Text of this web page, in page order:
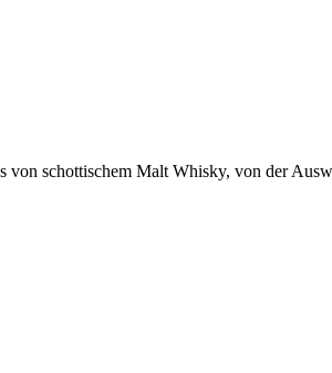
schottischem Malt Whisky, von der